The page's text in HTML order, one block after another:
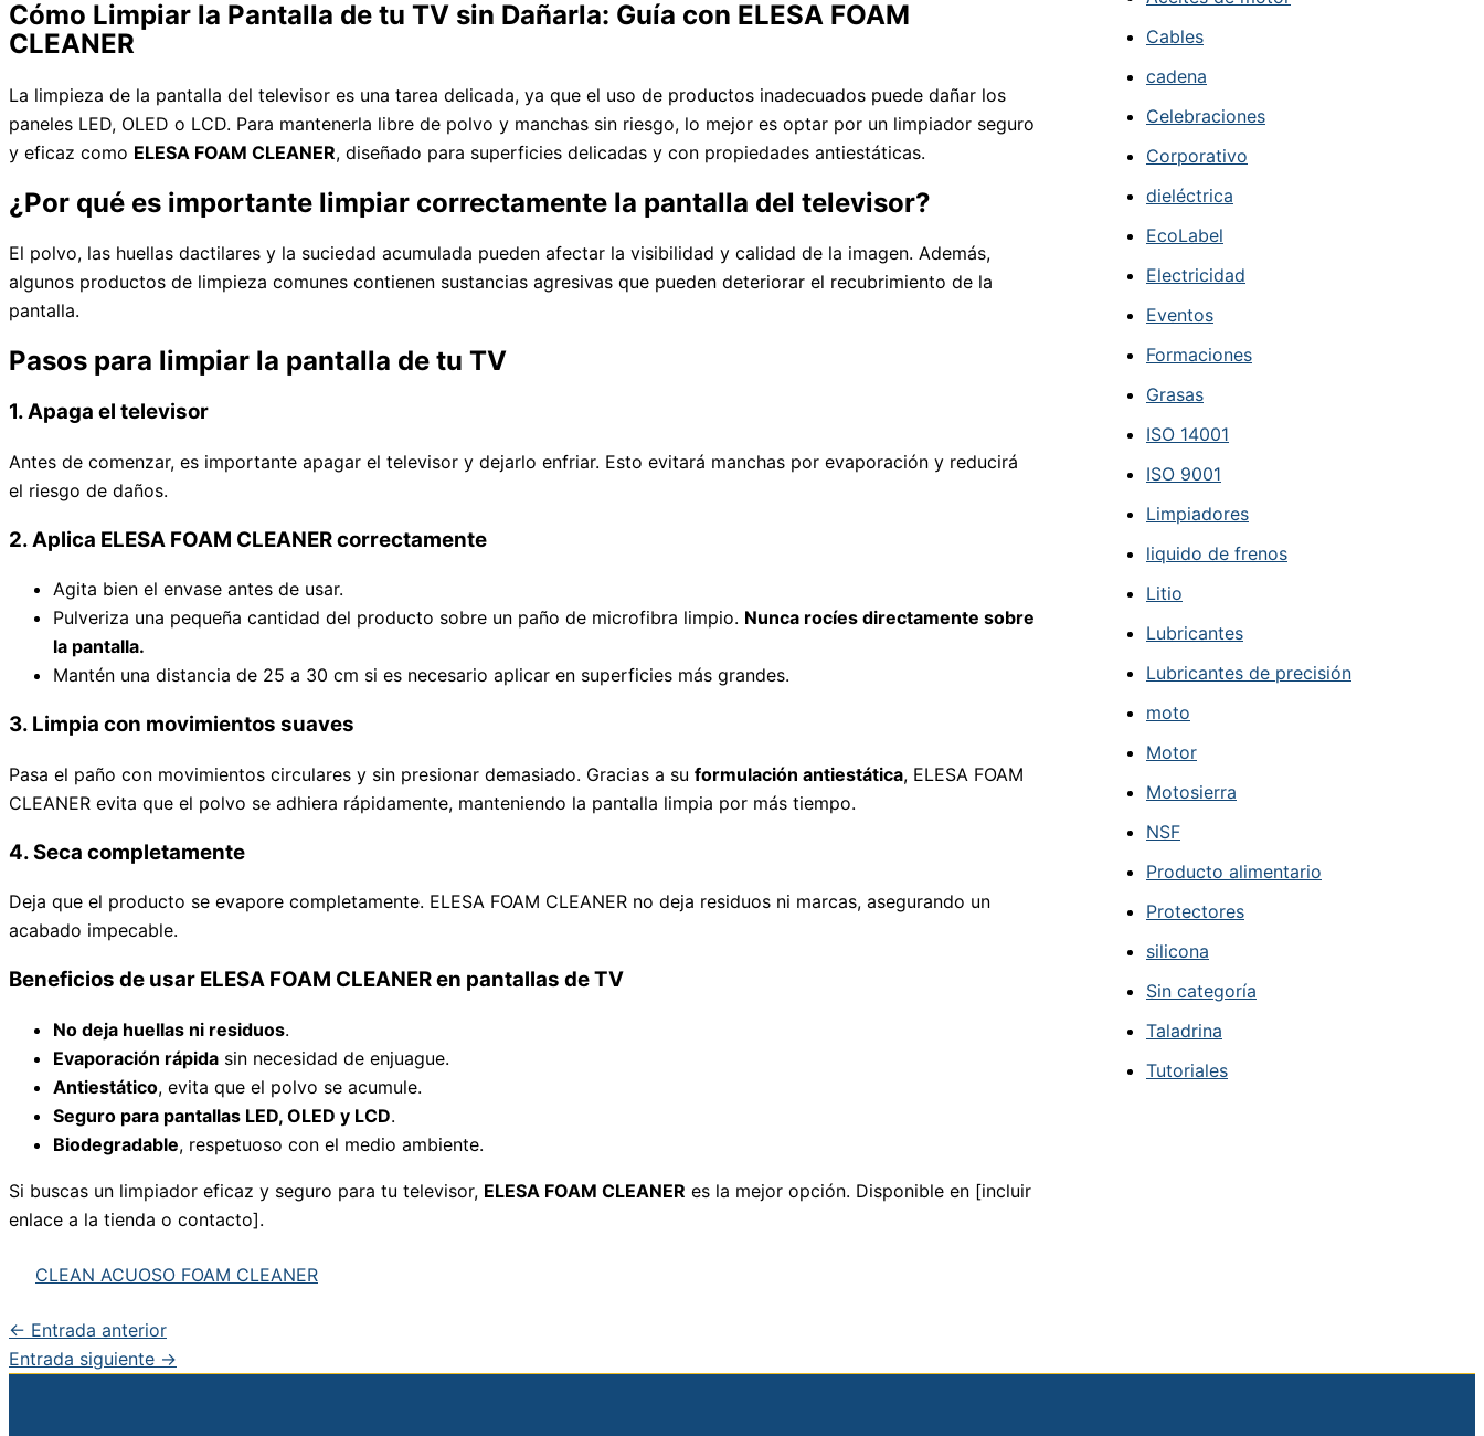
Cómo Limpiar la Pantalla de tu TV sin Dañarla: Guía con ELESA FOAM
CLEANER
La limpieza de la pantalla del televisor es una tarea delicada, ya que el uso de productos inadecuados puede dañar los
paneles LED, OLED o LCD. Para mantenerla libre de polvo y manchas sin riesgo, lo mejor es optar por un limpiador seguro
y eficaz como ELESA FOAM CLEANER, diseñado para superficies delicadas y con propiedades antiestáticas.
¿Por qué es importante limpiar correctamente la pantalla del televisor?
El polvo, las huellas dactilares y la suciedad acumulada pueden afectar la visibilidad y calidad de la imagen. Además,
algunos productos de limpieza comunes contienen sustancias agresivas que pueden deteriorar el recubrimiento de la
pantalla.
Pasos para limpiar la pantalla de tu TV
1. Apaga el televisor
Antes de comenzar, es importante apagar el televisor y dejarlo enfriar. Esto evitará manchas por evaporación y reducirá
el riesgo de daños.
2. Aplica ELESA FOAM CLEANER correctamente
Agita bien el envase antes de usar.
Pulveriza una pequeña cantidad del producto sobre un paño de microfibra limpio. Nunca rocíes directamente sobre
la pantalla.
Mantén una distancia de 25 a 30 cm si es necesario aplicar en superficies más grandes.
3. Limpia con movimientos suaves
Pasa el paño con movimientos circulares y sin presionar demasiado. Gracias a su formulación antiestática, ELESA FOAM
CLEANER evita que el polvo se adhiera rápidamente, manteniendo la pantalla limpia por más tiempo.
4. Seca completamente
Deja que el producto se evapore completamente. ELESA FOAM CLEANER no deja residuos ni marcas, asegurando un
acabado impecable.
Beneficios de usar ELESA FOAM CLEANER en pantallas de TV
No deja huellas ni residuos.
Evaporación rápida sin necesidad de enjuague.
Antiestático, evita que el polvo se acumule.
Seguro para pantallas LED, OLED y LCD.
Biodegradable, respetuoso con el medio ambiente.
Si buscas un limpiador eficaz y seguro para tu televisor, ELESA FOAM CLEANER es la mejor opción. Disponible en [incluir
enlace a la tienda o contacto].
CLEAN ACUOSO FOAM CLEANER
← Entrada anterior
Entrada siguiente →
Cables
cadena
Celebraciones
Corporativo
dieléctrica
EcoLabel
Electricidad
Eventos
Formaciones
Grasas
ISO 14001
ISO 9001
Limpiadores
liquido de frenos
Litio
Lubricantes
Lubricantes de precisión
moto
Motor
Motosierra
NSF
Producto alimentario
Protectores
silicona
Sin categoría
Taladrina
Tutoriales